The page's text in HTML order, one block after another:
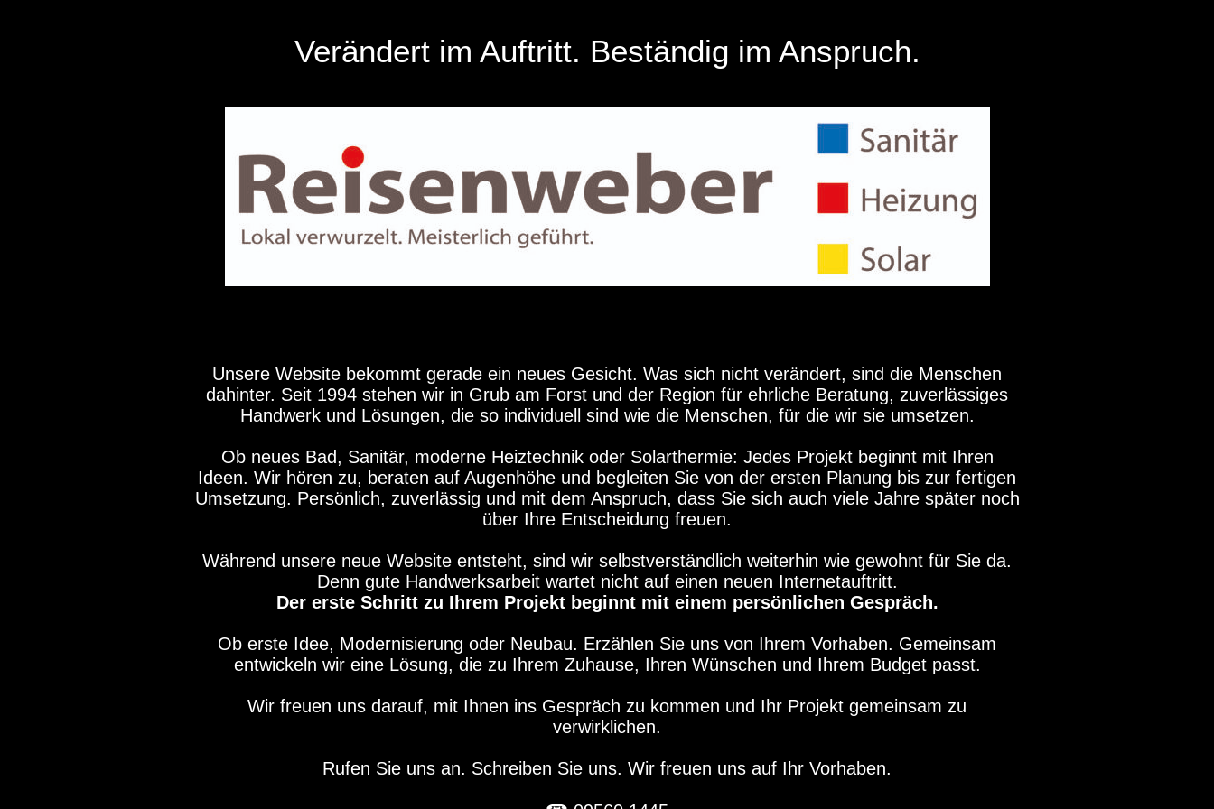
Verändert im Auftritt. Beständig im Anspruch.
Unsere Website bekommt gerade ein neues Gesicht. Was sich nicht verändert, sind die Menschen
dahinter. Seit 1994 stehen wir in Grub am Forst und der Region für ehrliche Beratung, zuverlässiges
Handwerk und Lösungen, die so individuell sind wie die Menschen, für die wir sie umsetzen.
Ob neues Bad, Sanitär, moderne Heiztechnik oder Solarthermie: Jedes Projekt beginnt mit Ihren
Ideen. Wir hören zu, beraten auf Augenhöhe und begleiten Sie von der ersten Planung bis zur fertigen
Umsetzung. Persönlich, zuverlässig und mit dem Anspruch, dass Sie sich auch viele Jahre später noch
über Ihre Entscheidung freuen.
Während unsere neue Website entsteht, sind wir selbstverständlich weiterhin wie gewohnt für Sie da.
Denn gute Handwerksarbeit wartet nicht auf einen neuen Internetauftritt.
Der erste Schritt zu Ihrem Projekt beginnt mit einem persönlichen Gespräch.
Ob erste Idee, Modernisierung oder Neubau. Erzählen Sie uns von Ihrem Vorhaben. Gemeinsam
entwickeln wir eine Lösung, die zu Ihrem Zuhause, Ihren Wünschen und Ihrem Budget passt.
Wir freuen uns darauf, mit Ihnen ins Gespräch zu kommen und Ihr Projekt gemeinsam zu
verwirklichen.
Rufen Sie uns an. Schreiben Sie uns. Wir freuen uns auf Ihr Vorhaben.